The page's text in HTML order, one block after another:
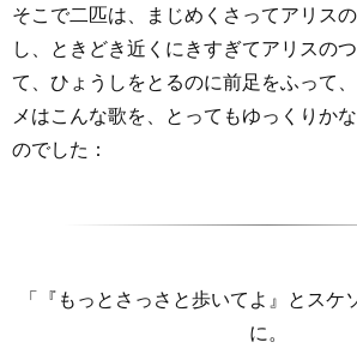
そこで二匹は、まじめくさってアリス
し、ときどき近くにきすぎてアリスの
て、ひょうしをとるのに前足をふって
メはこんな歌を、とってもゆっくりか
のでした：
「『もっとさっさと歩いてよ』とスケ
に。